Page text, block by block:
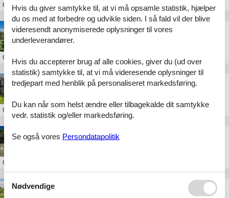
OmOdsherred
sommerhus uge 30 odsherred
OmOdsherred
sommerhus langtidsleje odsherred
Om Odsherred
sommerhus med havudsigt odsherred
Om
pool sommerhus odsherred
Hvis du giver samtykke til, at vi må opsamle statistik, hjælper
du os med at forbedre og udvikle siden. I så fald vil der blive
videresendt anonymiserede oplysninger til vores
underleverandører.
Hvis du accepterer brug af alle cookies, giver du (ud over
statistik) samtykke til, at vi må videresende oplysninger til
tredjepart med henblik på personaliseret markedsføring.
Du kan når som helst ændre eller tilbagekalde dit samtykke
vedr. statistik og/eller markedsføring.
Se også vores Persondatapolitik
Nødvendige